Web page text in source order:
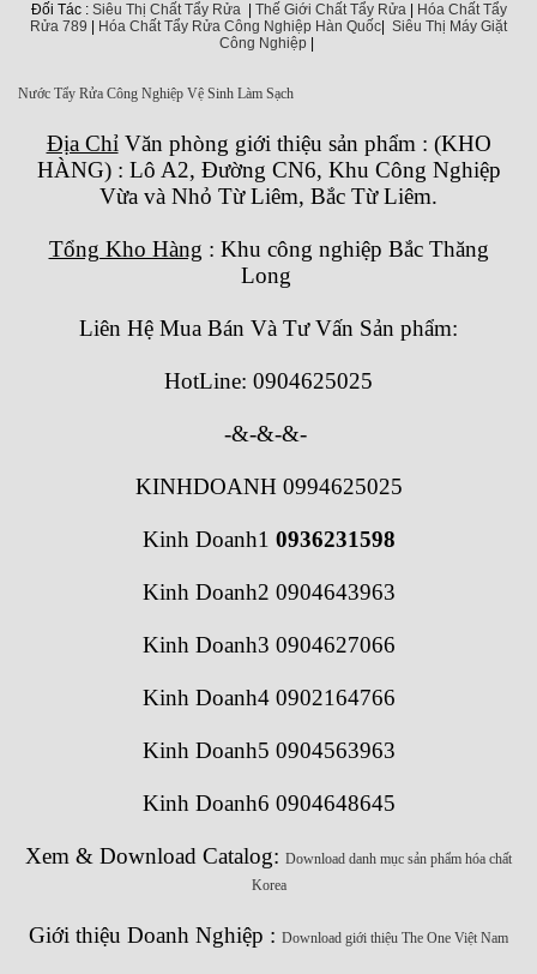
Đối Tác : Siêu Thị Chất Tẩy Rửa| Thế Giới Chất Tẩy Rửa|
Hóa Chất Tẩy
Rửa 789
Hóa Chất Tẩy Rửa Công Nghiệp Hàn Quốc
Siêu Thị Máy Giặt
Công Nghiệp
Nước Tẩy Rửa Công Nghiệp Vệ Sinh Làm Sạch
Địa ChỉVăn phòng giới thiệu sản phẩm : (KHO
HÀNG) : Lô A2, Đường CN6, Khu Công Nghiệp
Vừa và Nhỏ Từ Liêm, Bắc Từ Liêm.
Tổng Kho Hàng : Khu công nghiệp Bắc Thăng
Long
Liên Hệ Mua Bán Và Tư Vấn Sản phẩm:
HotLine: 0904625025
-&-&-&-
KINHDOANH 0994625025
Kinh Doanh1 0936231598
Kinh Doanh2 0904643963
Kinh Doanh3 0904627066
Kinh Doanh4 0902164766
Kinh Doanh5 0904563963
Kinh Doanh6 0904648645
Xem & Download Catalog: Download danh mục sản phẩm hóa chất
Korea
Giới thiệu Doanh Nghiệp : Download giới thiệu The One Việt Nam